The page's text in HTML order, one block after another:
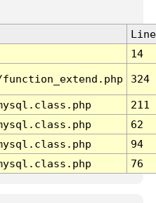
Line
14
324
211
62
94
76